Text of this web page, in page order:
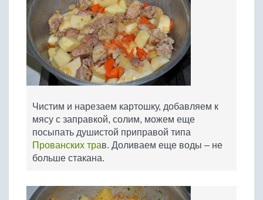
Чистим и нарезаем картошку, добавляем к
мясу с заправкой, солим, можем еще
посыпать душистой приправой типа
Прованских трав. Доливаем еще воды – не
больше стакана.